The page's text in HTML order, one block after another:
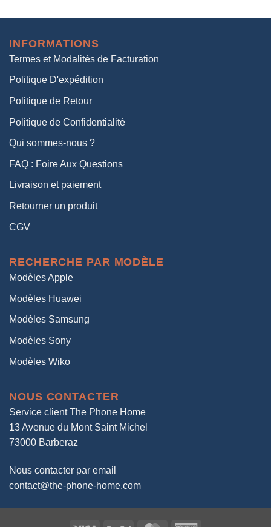
initial
38,00€.
actuel
INFORMATIONS
Termes et Modalités de Facturation
Politique D'expédition
Politique de Retour
Politique de Confidentialité
Qui sommes-nous ?
FAQ : Foire Aux Questions
Livraison et paiement
Retourner un produit
CGV
RECHERCHE PAR MODÈLE
Modèles Apple
Modèles Huawei
Modèles Samsung
Modèles Sony
Modèles Wiko
NOUS CONTACTER
Service client The Phone Home
13 Avenue du Mont Saint Michel
73000 Barberaz
Nous contacter par email
contact@the-phone-home.com